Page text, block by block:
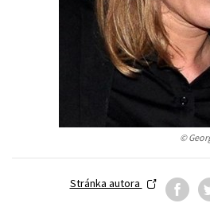
©
Stránka autora